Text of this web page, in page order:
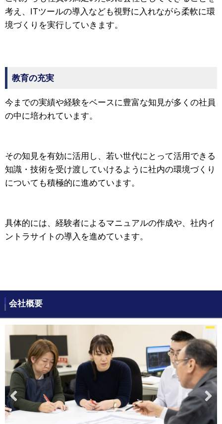
考え、ITツールの導入なども視野に入れながら柔軟に環
境づくりを実行していきます。
教育の充実
今までの実績や経験をベースに豊富な知見が多くの社員
の中に培われています。
その知見を有効に活用し、若い世代にとって活用できる
知識・技術を受け渡していけるように社内の環境づくり
についても積極的に進めています。
具体的には、経験者によるマニュアルの作成や、社内イ
ントラサイトの導入を進めています。
会社概要